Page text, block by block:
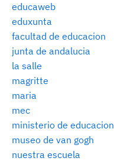
educaweb
eduxunta
facultad de educacion
junta de andalucia
la salle
magritte
maria
mec
ministerio de educacion
museo de van gogh
nuestra escuela